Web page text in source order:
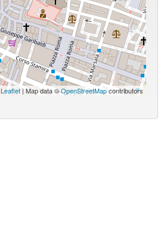
Leaflet| Map data ©OpenStreetMapcontributors